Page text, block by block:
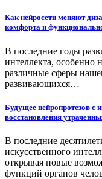
Как нейросети меняют
комфорта и
В последние годы
интеллекта, особенно
различные сферы
развивающихся…
Будущее нейропротезов с
восстановления
В последние
искусственного
открывая новые
функций органов